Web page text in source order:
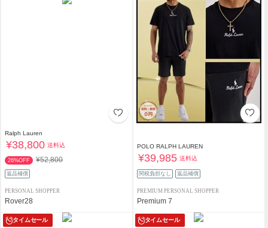
Ralph Lauren
¥38,800 送料込
26%OFF ¥52,800
返品補償
PERSONAL SHOPPER
Rover28
POLO RALPH LAUREN
¥39,985 送料込
関税負担なし 返品補償
PREMIUM PERSONAL SHOPPER
Premium 7
タイムセール タイムセール